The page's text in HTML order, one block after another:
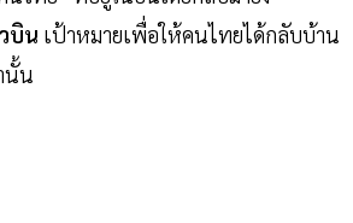
บิน เป้าหมายเพื่อให้คนไทยได้กลับบ้าน
นั้น